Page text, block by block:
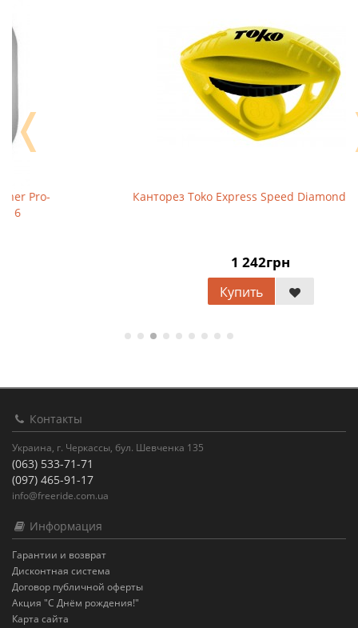
Канторез Toko Express Speed ​​Diamond 88°/87°
❬
Контакты
Украина, г. Черкассы, бул. Шевченка 135
(063) 533-71-71
(097) 465-91-17
info@freeride.com.ua
Информация
Гарантии и возврат
Дисконтная система
Договор публичной оферты
Акция "С Днём рождения!"
Карта сайта